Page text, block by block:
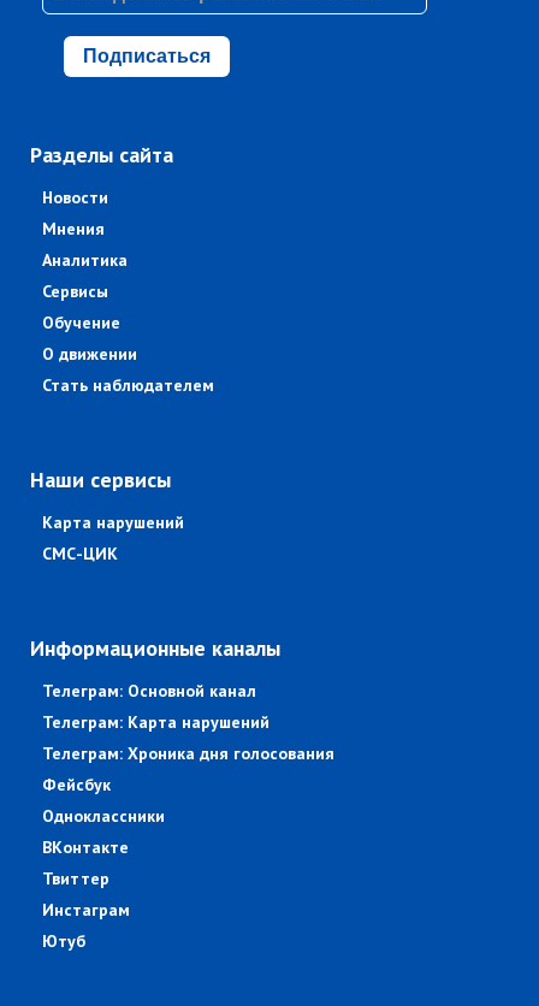
Подписаться
Разделы сайта
Новости
Мнения
Аналитика
Сервисы
Обучение
О движении
Стать наблюдателем
Наши сервисы
Карта нарушений
СМС-ЦИК
Информационные каналы
Телеграм: Основной канал
Телеграм: Карта нарушений
Телеграм: Хроника дня голосования
Фейсбук
Одноклассники
ВКонтакте
Твиттер
Инстаграм
Ютуб